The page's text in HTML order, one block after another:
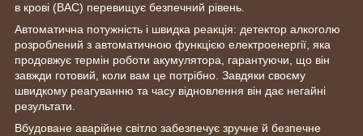
в крові (BAC) перевищує безпечний рівень.
Автоматична потужність і швидка реакція: детектор алкоголю
розроблений з автоматичною функцією електроенергії, яка
продовжує термін роботи акумулятора, гарантуючи, що він
завжди готовий, коли вам це потрібно. Завдяки своєму
швидкому реагуванню та часу відновлення він дає негайні
результати.
Вбудоване аварійне світло забезпечує зручне й безпечне